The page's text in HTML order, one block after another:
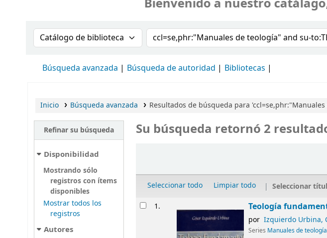
Buscar en el catálogo por:Buscar en el catálogo
Búsqueda avanzada Búsqueda de autoridad Bibliotecas
Inicio Búsqueda avanzada Resultados de búsqueda para
Refinar su búsqueda
Disponibilidad
Mostrando sólo
registros con ítems
disponibles
Mostrar todos los
registros
Autores
Su búsqueda retornó 2
Seleccionar todo Limpiar todo Seleccionar
Resultados
1. Teología
por Izquierdo Urbina,
Series Manuales de teología